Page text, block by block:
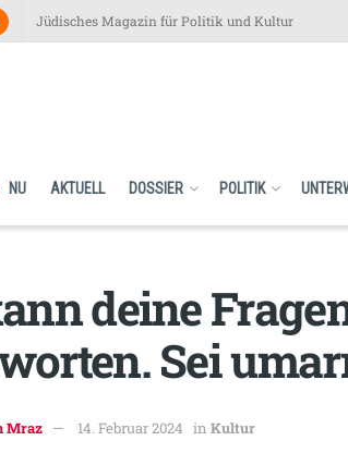
Jüdisches Magazin für Politik und Kultur
NU AKTUELL DOSSIER POLITIK
deine
Sei
Mraz 14. Februar 2024 in Kultur